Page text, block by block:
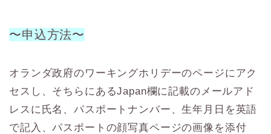
〜申込方法〜
オランダ政府のワーキングホリデーのページにアク
セスし、そちらにあるJapan欄に記載のメールアド
レスに氏名、パスポートナンバー、生年月日を英語
で記入、パスポートの顔写真ページの画像を添付